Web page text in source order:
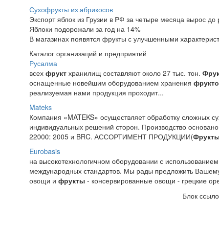
Сухофрукты из абрикосов
Экспорт яблок из Грузии в РФ за четыре месяца вырос
Яблоки подорожали за год на 14%
В магазинах появятся фрукты с улучшенными
Каталог организаций и предприятий
Русалма
всех фрукт хранилищ составляют около 27 тыс. тон.
оснащенные новейшим оборудованием хранения
реализуемая нами продукция проходит...
Mateks
Компания «MATEKS» осуществляет обработку сложных
индивидуальных решений сторон. Производство
22000: 2005 и BRC. АССОРТИМЕНТ ПРОДУКЦИИ(
Eurobasis
на высокотехнологичном оборудовании с
международных стандартов. Мы рады предложить
овощи и фрукты - консервированные овощи - грецкие
Блок